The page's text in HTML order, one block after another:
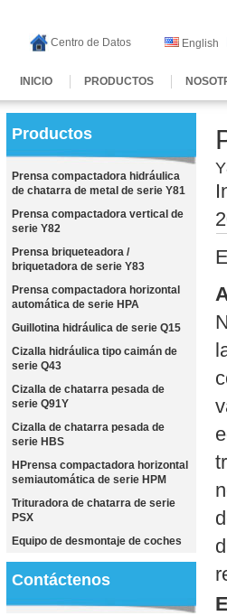
Centro de Datos English
INICIO PRODUCTOS
Productos
Prensa compactadora hidráulica
de chatarra de metal de serie Y81
Prensa compactadora vertical de
serie Y82
Prensa briqueteadora /
briquetadora de serie Y83
Prensa compactadora horizontal
automática de serie HPA
Guillotina hidráulica de serie Q15
Cizalla hidráulica tipo caimán de
serie Q43
Cizalla de chatarra pesada de
serie Q91Y
Cizalla de chatarra pesada de
serie HBS
HPrensa compactadora horizontal
semiautomática de serie HPM
Trituradora de chatarra de serie
PSX
Equipo de desmontaje de coches
Contáctenos